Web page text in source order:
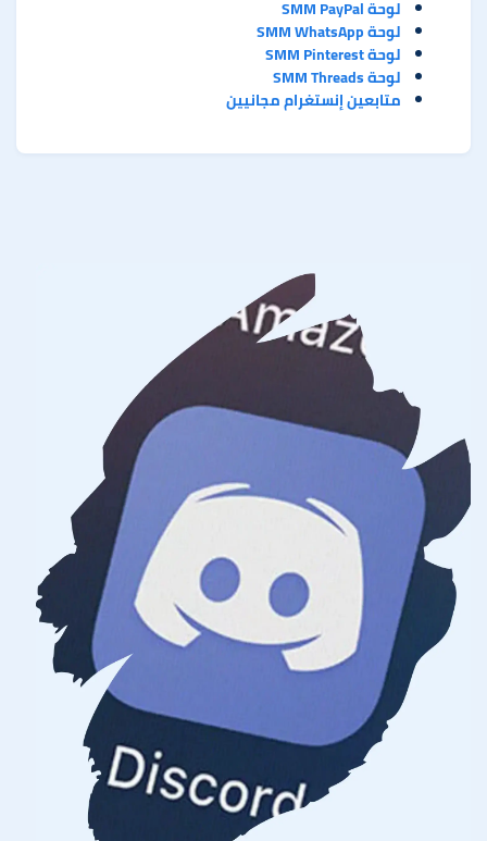
لوحة SMM PayPal
لوحة SMM WhatsApp
لوحة SMM Pinterest
لوحة SMM Threads
متابعين إنستغرام مجانيين